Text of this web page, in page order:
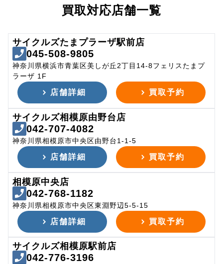
買取対応店舗一覧
サイクルズたまプラーザ駅前店
045-508-9805
神奈川県横浜市青葉区美しが丘2丁目14-8フェリスたまプ
ラーザ 1F
店舗詳細 買取予約
サイクルズ相模原由野台店
042-707-4082
神奈川県相模原市中央区由野台1-1-5
店舗詳細 買取予約
相模原中央店
042-768-1182
神奈川県相模原市中央区東淵野辺5-5-15
店舗詳細 買取予約
サイクルズ相模原駅前店
042-776-3196